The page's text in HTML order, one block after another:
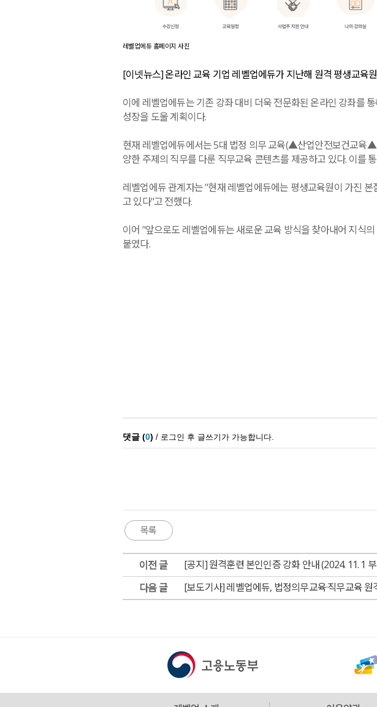
레벨업에듀 홈페이지 사진
[이넷뉴스] 온라인 교육 기업 레벨업에듀가 지난해 원격 평생교육
이에 레벨업에듀는 기존 강좌 대비 더욱 전문화된 온라인 강좌를
성장을 도울 계획이다.
현재 레벨업에듀에서는 5대 법정 의무 교육(▲산업안전보건교
양한 주제의 직무를 다룬 직무교육 콘텐츠를 제공하고 있다. 이를
레벨업에듀 관계자는 "현재 레벨업에듀에는 평생교육원이 가진
고 있다"고 전했다.
이어 "앞으로도 레벨업에듀는 새로운 교육 방식을 찾아내어 지식
붙였다.
이전 글 [공지] 원격훈련 본인인증 강화 안내 (2024. 11. 1
다음 글
[보도기사] 레벨업에듀, 법정의무교육·직무교육